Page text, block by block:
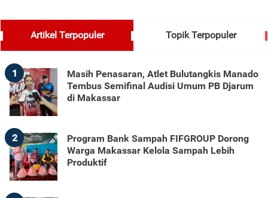
Artikel Terpopuler Topik Terpopuler
1
Masih Penasaran, Atlet Bulutangkis Manado
Tembus Semifinal Audisi Umum PB Djarum
di Makassar
2
Program Bank Sampah FIFGROUP Dorong
Warga Makassar Kelola Sampah Lebih
Produktif